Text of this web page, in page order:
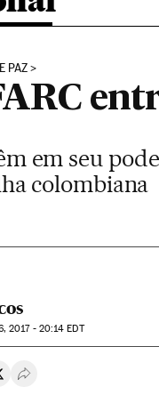
PAZ
em seu
colombiana
2017 - 20:14 EDT
en Whatsapp
en Facebook
en Twitter
Desplegar Redes